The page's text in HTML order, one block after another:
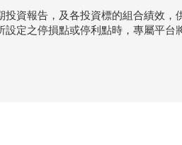
資報告，及各投資標的組合績效，
定之停損點或停利點時，專屬平台